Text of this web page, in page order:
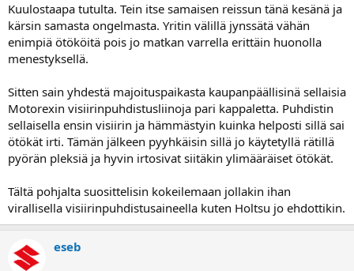
Kuulostaapa tutulta. Tein itse samaisen reissun tänä kesänä ja
kärsin samasta ongelmasta. Yritin välillä jynssätä vähän
enimpiä ötököitä pois jo matkan varrella erittäin huonolla
menestyksellä.
Sitten sain yhdestä majoituspaikasta kaupanpäällisinä sellaisia
Motorexin visiirinpuhdistusliinoja pari kappaletta. Puhdistin
sellaisella ensin visiirin ja hämmästyin kuinka helposti sillä sai
ötökät irti. Tämän jälkeen pyyhkäisin sillä jo käytetyllä rätillä
pyörän pleksiä ja hyvin irtosivat siitäkin ylimääräiset ötökät.
Tältä pohjalta suosittelisin kokeilemaan jollakin ihan
virallisella visiirinpuhdistusaineella kuten Holtsu jo ehdottikin.
eseb